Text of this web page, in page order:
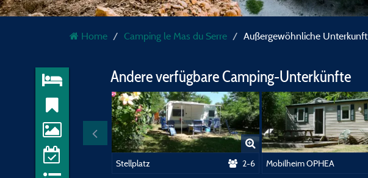
Home Camping le Mas du Serre Außergewöhnliche Unterkunft
Andere verfügbare Camping-Unterkünfte
Stellplatz 2-6 Mobilheim OPHEA